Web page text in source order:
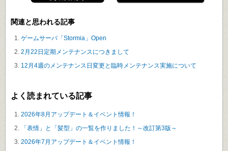
関連と思われる記事
ゲームサーバ「Stormia」Open
2月22日定期メンテナンスにつきまして
12月4週のメンテナンス日変更と臨時メンテナンス実施について
よく読まれている記事
2026年8月アップデート＆イベント情報！
「表情」と「髪型」の一覧を作りました！～改訂第3版～
2026年7月アップデート＆イベント情報！